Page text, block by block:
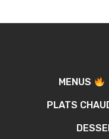
MENUS
PLATS